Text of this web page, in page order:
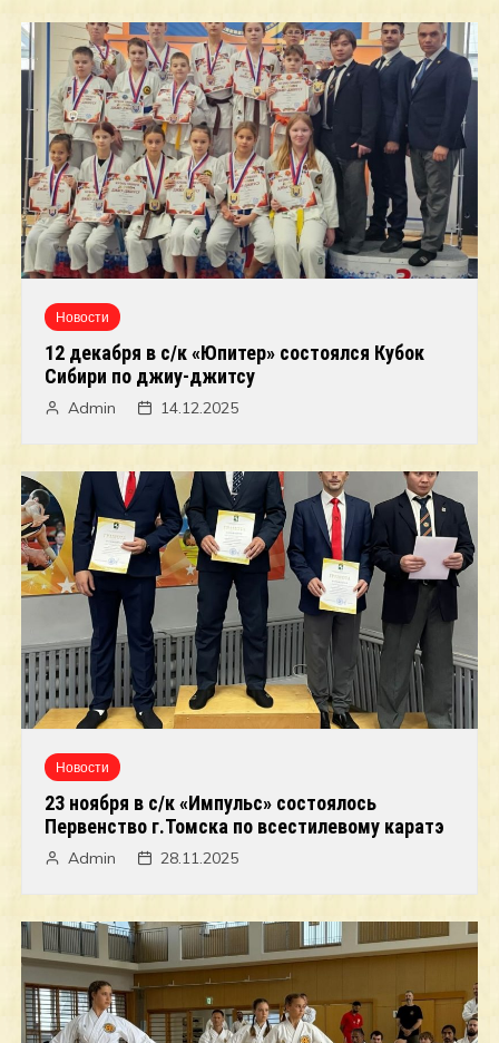
Новости
12 декабря в с/к «Юпитер» состоялся Кубок
Сибири по джиу-джитсу
Admin 14.12.2025
Новости
23 ноября в с/к «Импульс» состоялось
Первенство г.Томска по всестилевому каратэ
Admin 28.11.2025